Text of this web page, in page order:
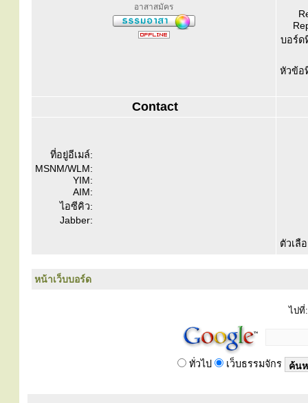
อาสาสมัคร
บอร์ด
หัวข้อ
Contact
ที่อยู่อีเมล์:
MSNM/WLM:
YIM:
AIM:
ไอซีคิว:
Jabber:
ตัวเลื
หน้าเว็บบอร์ด
ไปที่:
ทั่วไป เว็บธรรมจักร